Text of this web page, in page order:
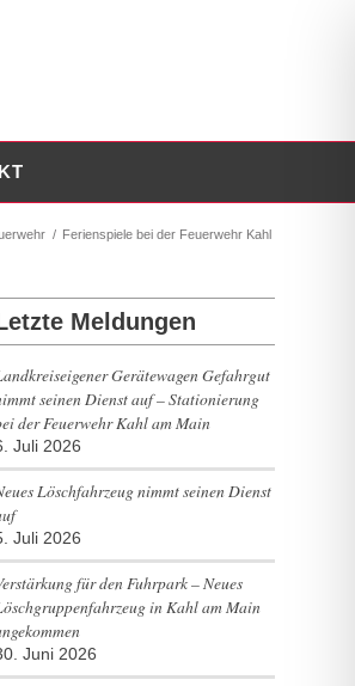
/ Ferienspiele bei der Feuerwehr Kahl
Meldungen
Gerätewagen Gefahrgut
seinen Dienst auf – Stationierung
der Feuerwehr Kahl am Main
Juli 2026
Löschfahrzeug nimmt seinen Dienst
Juli 2026
für den Fuhrpark – Neues
in Kahl am Main
Juni 2026